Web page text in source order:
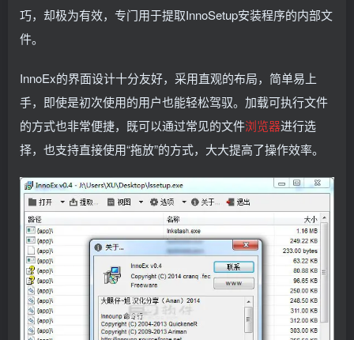
巧，却极为有效，专门用于提取InnoSetup安装程序的内部文
件。
InnoEx的界面设计十分友好，采用直观的布局，简单易上
手，即使是初次使用的用户也能轻松驾驭。加载可执行文件
的方式也非常便捷，既可以通过常见的文件浏览器进行选
择，也支持直接使用“拖放”的方式，大大提高了操作效率。